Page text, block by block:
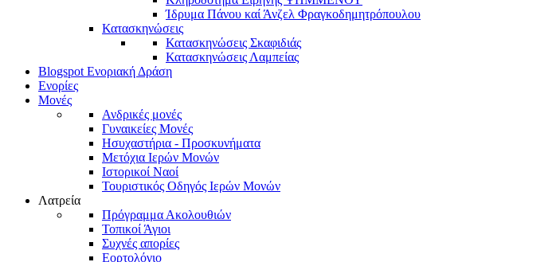
Ίδρυμα Πάνου καί Άνζελ Φραγκοδημητρόπουλου
Κατασκηνώσεις
Κατασκηνώσεις Σκαφιδιάς
Κατασκηνώσεις Λαμπείας
Blogspot Ενοριακή Δράση
Ενορίες
Μονές
Ανδρικές μονές
Γυναικείες Μονές
Ησυχαστήρια - Προσκυνήματα
Μετόχια Ιερών Μονών
Ιστορικοί Ναοί
Τουριστικός Οδηγός Ιερών Μονών
Λατρεία
Πρόγραμμα Ακολουθιών
Τοπικοί Άγιοι
Συχνές απορίες
Εορτολόγιο